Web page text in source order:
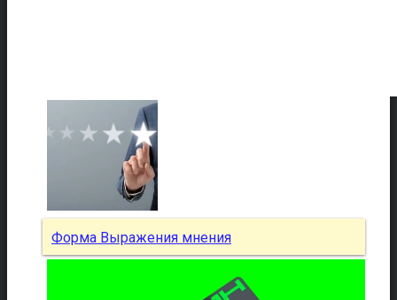
Форма Выражения мнения